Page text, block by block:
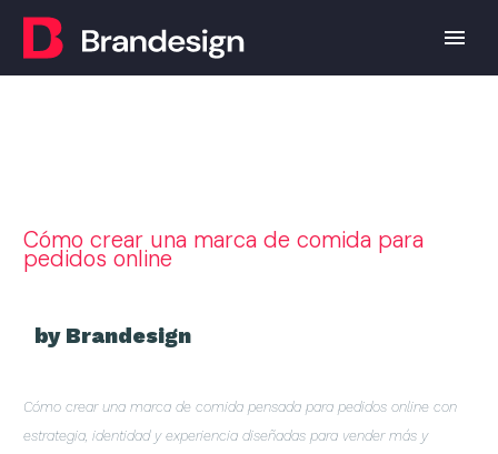
Cómo crear una marca de comida para
pedidos online
by Brandesign
Cómo crear una marca de comida pensada para pedidos online con
estrategia, identidad y experiencia diseñadas para vender más y